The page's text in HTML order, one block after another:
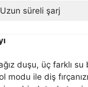
Uzun süreli şarj
duşu, üç farklı su
modu ile diş